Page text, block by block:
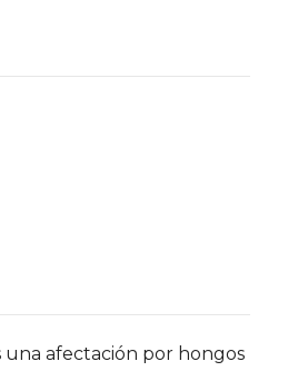
una afectación por hongos